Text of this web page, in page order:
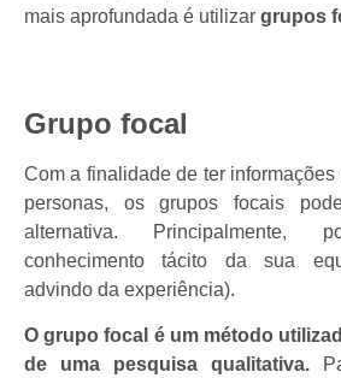
mais aprofundada é utilizar grupos
Grupo focal
Com a finalidade de ter
personas, os grupos focais
alternativa. Principalmente,
conhecimento tácito da sua
advindo da experiência).
O grupo focal é um método
de uma
pesquisa qualitativa.